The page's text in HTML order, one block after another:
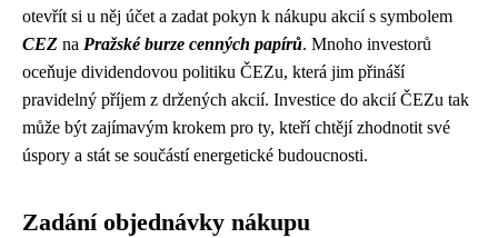
otevřít si u něj účet a zadat pokyn k nákupu akcií s symbolem
CEZ na Pražské burze cenných papírů. Mnoho investorů
oceňuje dividendovou politiku ČEZu, která jim přináší
pravidelný příjem z držených akcií. Investice do akcií ČEZu tak
může být zajímavým krokem pro ty, kteří chtějí zhodnotit své
úspory a stát se součástí energetické budoucnosti.
Zadání objednávky nákupu